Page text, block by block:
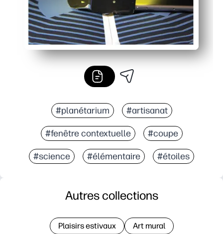
#planétarium #artisanat
#fenêtre contextuelle #coupe
#science #élémentaire #étoiles
Autres collections
Plaisirs estivaux Art mural